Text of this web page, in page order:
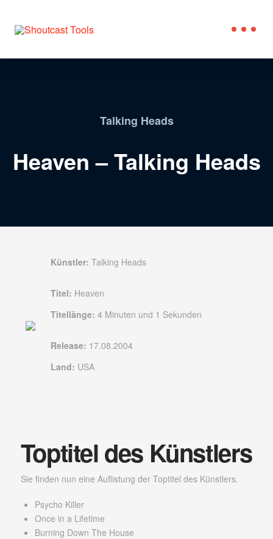
Talking Heads
Heaven – Talking Heads
Künstler: Talking Heads
Titel: Heaven
Titellänge: 4 Minuten und 1 Sekunden
Release: 17.08.2004
Land: USA
Toptitel des Künstlers
Sie finden nun eine Auflistung der Toptitel des Künstlers.
Psycho Killer
Once in a Lifetime
Burning Down The House